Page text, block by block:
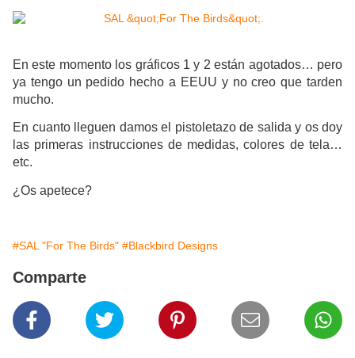
En este momento los gráficos 1 y 2 están agotados… pero
ya tengo un pedido hecho a EEUU y no creo que tarden
mucho.
En cuanto lleguen damos el pistoletazo de salida y os doy
las primeras instrucciones de medidas, colores de tela…
etc.
¿Os apetece?
#SAL "For The Birds" #Blackbird Designs
Comparte